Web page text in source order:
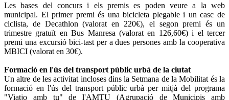
Les bases del concurs i els premis es poden veure a la web
municipal. El primer premi és una bicicleta plegable i un casc de
ciclista, de Decathlon (valorat en 220€), el segon premi és un
trimestre gratuït en Bus Manresa (valorat en 126,60€) i el tercer
premi una excursió bici-tast per a dues persones amb la cooperativa
MBICI (valorat en 30€).
Formació en l'ús del transport públic urbà de la ciutat
Un altre de les activitat incloses dins la Setmana de la Mobilitat és la
formació en l'ús del transport públic urbà per mitjà del programa
"Viatjo amb tu" de l'AMTU (Agrupació de Municipis amb